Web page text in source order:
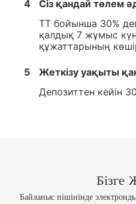
4
Сіз қандай төлем
TT бойынша 30%
қалдық 7 жұмыс
құжаттарының
5
Жеткізу уақыты
Депозиттен кейін
Бізге
Байланыс пішінінде